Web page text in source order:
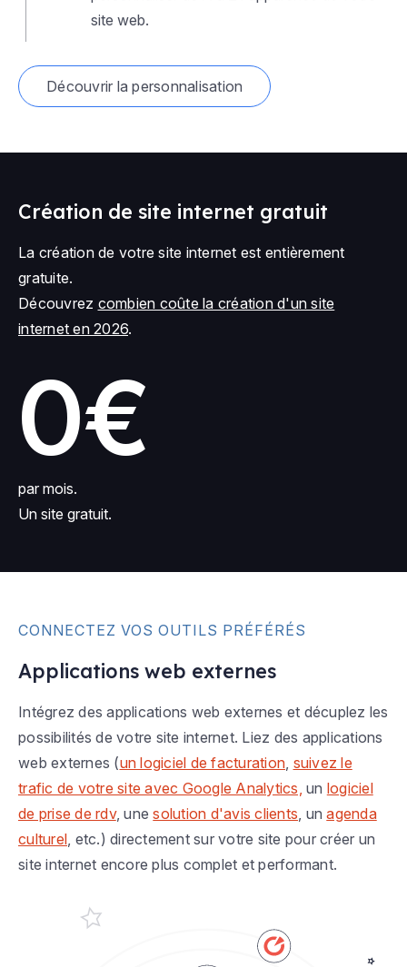
site web.
Découvrir la personnalisation
Création de site internet gratuit
La création de votre site internet est entièrement
gratuite.
Découvrez combien coûte la création d'un site
internet en 2026.
0€
par mois.
Un site gratuit.
CONNECTEZ VOS OUTILS PRÉFÉRÉS
Applications web externes
Intégrez des applications web externes et décuplez les
possibilités de votre site internet. Liez des applications
web externes (un logiciel de facturation, suivez le
trafic de votre site avec Google Analytics, un logiciel
de prise de rdv, unesolution d'avis clients, unagenda
culturel, etc.) directement sur votre site pour créer un
site internet encore plus complet et performant.